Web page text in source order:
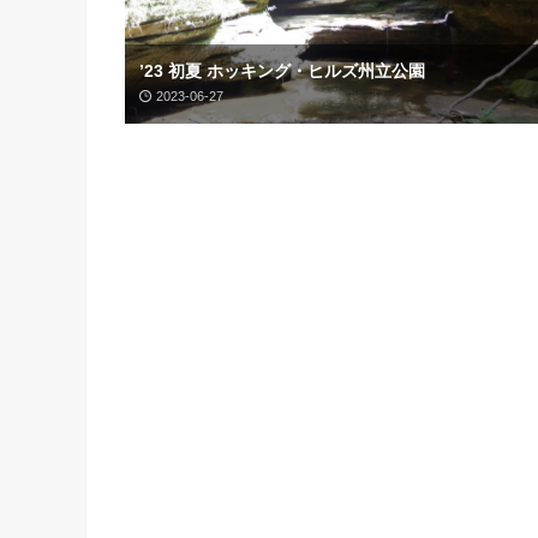
’23 初夏 ホッキング・ヒルズ州立公園
2023-06-27